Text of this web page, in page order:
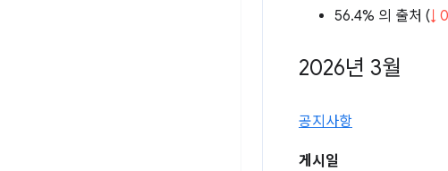
56.4% 의 출처 (↓
2026년 3월
공지사항
게시일